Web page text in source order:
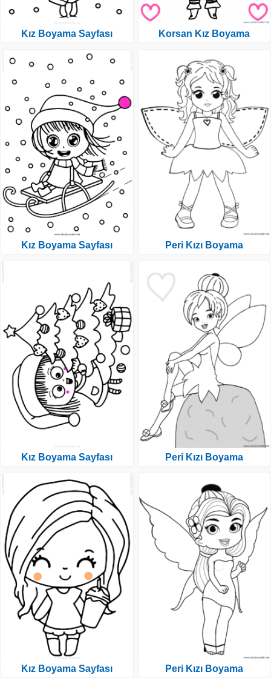
Kız Boyama Sayfası
Kız Boyama Sayfası
Kız Boyama Sayfası
Kız Boyama Sayfası
Korsan Kız Boyama
Peri Kızı Boyama
Peri Kızı Boyama
Peri Kızı Boyama